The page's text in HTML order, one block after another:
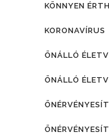
KÖNNYEN
KORONAVÍRUS
ÖNÁLLÓ
ÖNÁLLÓ